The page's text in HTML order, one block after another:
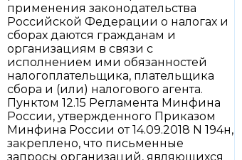
применения законодательства
Российской Федерации о налогах и
сборах даются гражданам и
организациям в связи с
исполнением ими обязанностей
налогоплательщика, плательщика
сбора и (или) налогового агента.
Пунктом 12.15 Регламента Минфина
России, утвержденного Приказом
Минфина России от 14.09.2018 N 194н,
закреплено, что письменные
запросы организаций, являющихся